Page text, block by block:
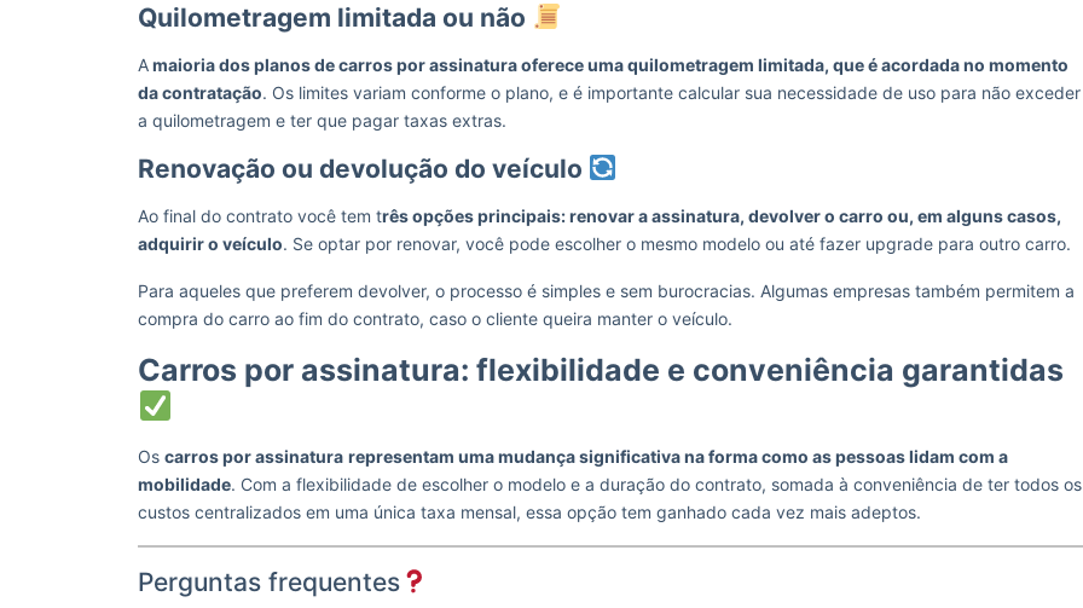
Quilometragem limitada ou não
Amaioria dos planos de carros por assinatura oferece uma quilometragem limitada, que é acordada no momento
da contratação. Os limites variam conforme o plano, e é importante calcular sua necessidade de uso para não exceder
a quilometragem e ter que pagar taxas extras.
Renovação ou devolução do veículo
Ao final do contrato você tem três opções principais: renovar a assinatura, devolver o carro ou, em alguns casos,
adquirir o veículo. Se optar por renovar, você pode escolher o mesmo modelo ou até fazer upgrade para outro carro.
Para aqueles que preferem devolver, o processo é simples e sem burocracias. Algumas empresas também permitem a
compra do carro ao fim do contrato, caso o cliente queira manter o veículo.
Carros por assinatura: flexibilidade e conveniência garantidas
Os carros por assinatura representam uma mudança significativa na forma como as pessoas lidam com a
mobilidade. Com a flexibilidade de escolher o modelo e a duração do contrato, somada à conveniência de ter todos os
custos centralizados em uma única taxa mensal, essa opção tem ganhado cada vez mais adeptos.
Perguntas frequentes